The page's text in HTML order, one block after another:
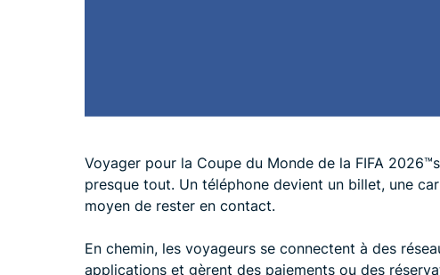
Voyager pour la Coupe du Monde de la FIFA
presque tout. Un téléphone devient un billet, une
moyen de rester en contact.
En chemin, les voyageurs se connectent à des
applications et gèrent des paiements ou des